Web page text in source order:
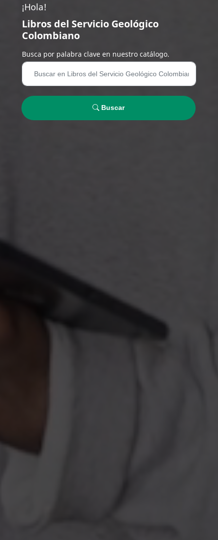
¡Hola!
Libros del Servicio Geológico
Colombiano
Busca por palabra clave en nuestro catálogo.
Buscar